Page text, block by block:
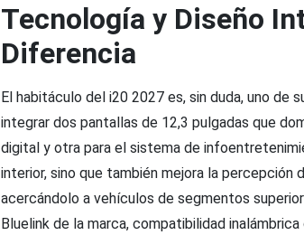
Tecnología y Diseño
Diferencia
El habitáculo del i20 2027 es, sin duda, uno de
integrar dos pantallas de 12,3 pulgadas que
digital y otra para el sistema de
interior, sino que también mejora la percepción
acercándolo a vehículos de segmentos
Bluelink de la marca, compatibilidad